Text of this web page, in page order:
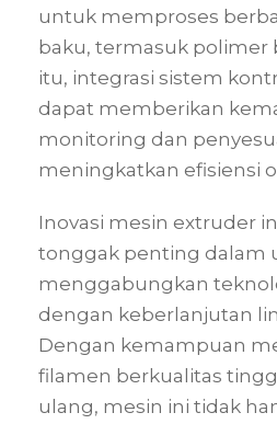
untuk memproses
baku, termasuk polimer
itu, integrasi sistem
dapat memberikan
monitoring dan
meningkatkan efisiensi
Inovasi mesin extruder
tonggak penting dalam
menggabungkan
dengan keberlanjutan
Dengan kemampuan
filamen berkualitas
ulang, mesin ini tidak